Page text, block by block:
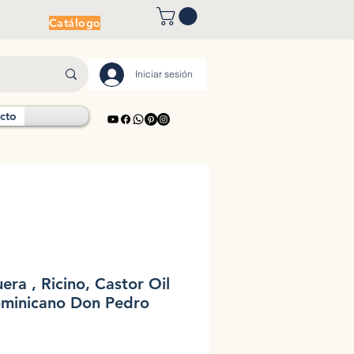
Catálogo
Iniciar sesión
, Ricino, Castor Oil
Don Pedro